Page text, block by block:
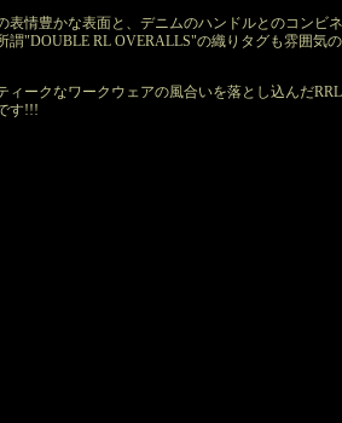
表情豊かな表面と、デニムのハンドルとのコンビ
謂"DOUBLE RL OVERALLS"の織りタグも雰囲気
ィークなワークウェアの風合いを落とし込んだ
す!!!